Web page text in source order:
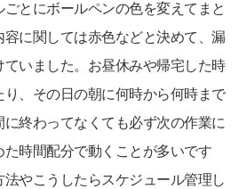
ごとにボールペンの色を変えてまと
に関しては赤色などと決めて、漏
いました。お昼休みや帰宅した時
、その日の朝に何時から何時まで
終わってなくても必ず次の作業に
時間配分で動くことが多いです
やこうしたらスケジュール管理し